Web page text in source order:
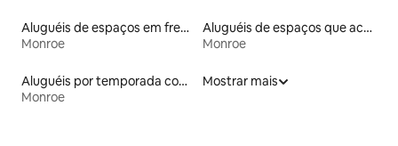
Aluguéis de espaços em frente à praia
Monroe
Aluguéis de espaços que aceitam animais de estimação
Monroe
Aluguéis por temporada com suítes privativas
Monroe
Mostrar mais